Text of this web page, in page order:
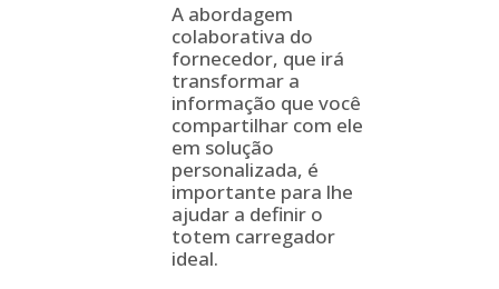
A abordagem
colaborativa do
fornecedor, que irá
transformar a
informação que você
compartilhar com ele
em solução
personalizada, é
importante para lhe
ajudar a definir o
totem carregador
ideal.